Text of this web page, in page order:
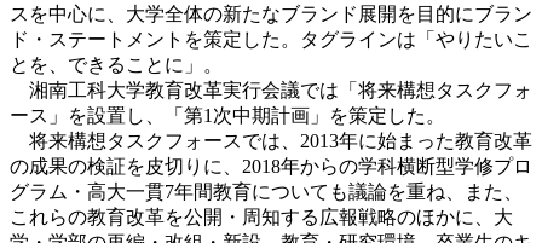
スを中心に、大学全体の新たなブランド展開を目的にブラン
ド・ステートメントを策定した。タグラインは「やりたいこ
とを、できることに」。
湘南工科大学教育改革実行会議では「将来構想タスクフォ
ース」を設置し、「第1次中期計画」を策定した。
将来構想タスクフォースでは、2013年に始まった教育改革
の成果の検証を皮切りに、2018年からの学科横断型学修プロ
グラム・高大一貫7年間教育についても議論を重ね、また、
これらの教育改革を公開・周知する広報戦略のほかに、大